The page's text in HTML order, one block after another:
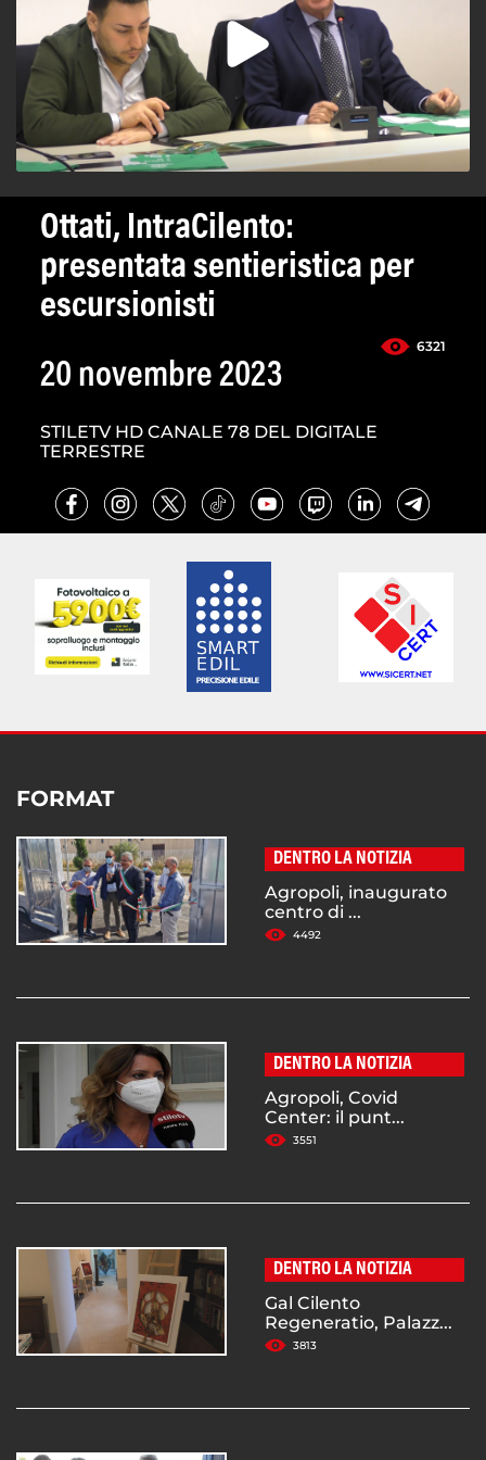
Ottati, IntraCilento:
presentata sentieristica per
escursionisti
6321
20 novembre 2023
STILETV HD CANALE 78 DEL DIGITALE
TERRESTRE
FORMAT
DENTRO LA NOTIZIA
Agropoli, inaugurato
centro di ...
4492
DENTRO LA NOTIZIA
Agropoli, Covid
Center: il punt...
3551
DENTRO LA NOTIZIA
Gal Cilento
Regeneratio, Palazz...
3813